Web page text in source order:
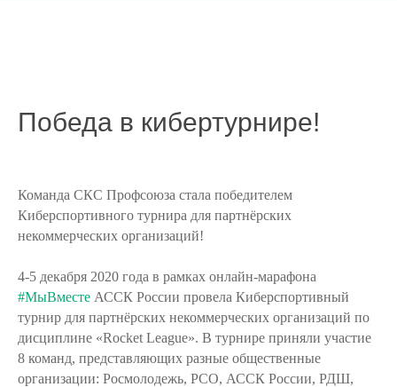
Победа в кибертурнире!
Команда СКС Профсоюза стала победителем
Киберспортивного турнира для партнёрских
некоммерческих организаций!
4-5 декабря 2020 года в рамках онлайн-марафона
#МыВместе АССК России провела Киберспортивный
турнир для партнёрских некоммерческих организаций по
дисциплине «Rocket League». В турнире приняли участие
8 команд, представляющих разные общественные
организации: Росмолодежь, РСО, АССК России, РДШ,